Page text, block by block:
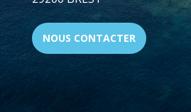
20H
NOUS CONTACTER